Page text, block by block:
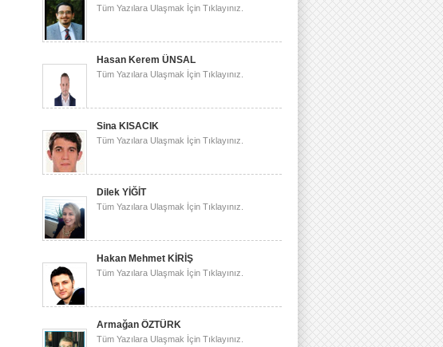
Tüm Yazılara Ulaşmak İçin Tıklayınız.
Hasan Kerem ÜNSAL
Tüm Yazılara Ulaşmak İçin Tıklayınız.
Sina KISACIK
Tüm Yazılara Ulaşmak İçin Tıklayınız.
Dilek YİĞİT
Tüm Yazılara Ulaşmak İçin Tıklayınız.
Hakan Mehmet KİRİŞ
Tüm Yazılara Ulaşmak İçin Tıklayınız.
Armağan ÖZTÜRK
Tüm Yazılara Ulaşmak İçin Tıklayınız.